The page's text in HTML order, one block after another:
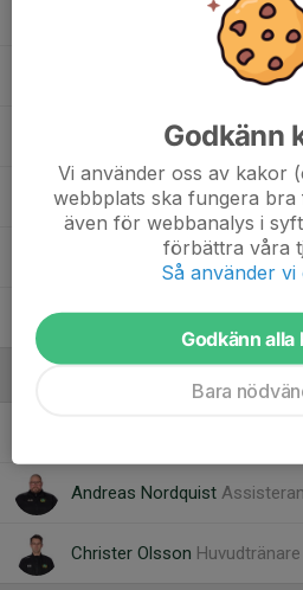
29. Melvin Könönen
35. Viggo Persson
83. Ludvig Eljas , J20
91. Tage Björnsson, J20
96. Rasmus Gustafsson, J20
Andreas Nordquist
Christer Olsson Huvudtränare
Godkänn
Vi använder oss av kakor
webbplats ska fungera bra
även för webbanalys i
förbättra våra
Så använder vi
Godkänn alla
Bara